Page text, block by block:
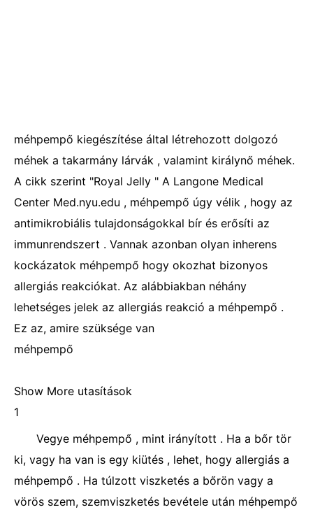
méhpempő kiegészítése által létrehozott dolgozó
méhek a takarmány lárvák , valamint királynő méhek.
A cikk szerint "Royal Jelly " A Langone Medical
Center Med.nyu.edu , méhpempő úgy vélik , hogy az
antimikrobiális tulajdonságokkal bír és erősíti az
immunrendszert . Vannak azonban olyan inherens
kockázatok méhpempő hogy okozhat bizonyos
allergiás reakciókat. Az alábbiakban néhány
lehetséges jelek az allergiás reakció a méhpempő .
Ez az, amire szüksége van
méhpempő
Show More utasítások
1
Vegye méhpempő , mint irányított . Ha a bőr tör
ki, vagy ha van is egy kiütés , lehet, hogy allergiás a
méhpempő . Ha túlzott viszketés a bőrön vagy a
vörös szem, szemviszketés bevétele után méhpempő